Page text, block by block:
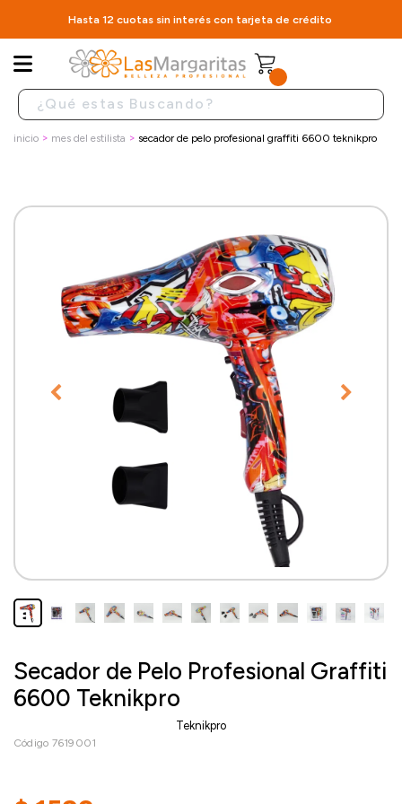
Hasta 12 cuotas sin interés con tarjeta de crédito
inicio mes del estilista secador de pelo profesional graffiti 6600 teknikpro
Secador de Pelo Profesional Graffiti
6600 Teknikpro
Teknikpro
Código 7619001